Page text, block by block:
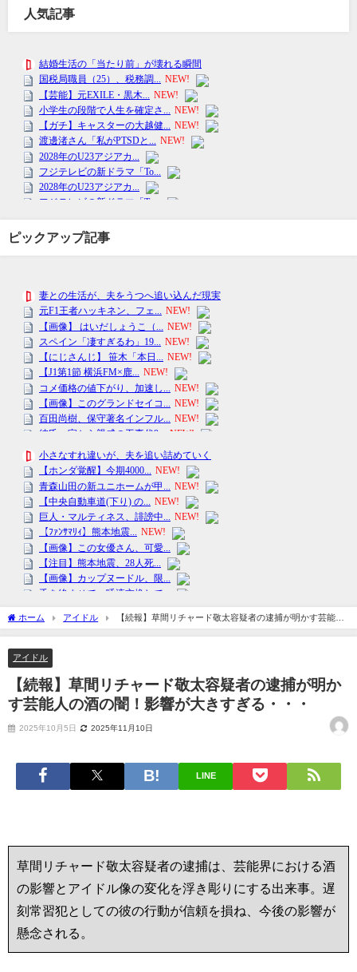
人気記事
ピックアップ記事
ホーム アイドル
【続報】草間リチャード敬太容疑者の逮捕が明かす芸能人
の酒の闇！影響が大きすぎる・・・
アイドル
【続報】草間リチャード敬太容疑者の逮捕が明か
す芸能人の酒の闇！影響が大きすぎる・・・
2025年10月5日 2025年11月10日
LINE
草間リチャード敬太容疑者の逮捕は、芸能界における酒
の影響とアイドル像の変化を浮き彫りにする出来事。遅
刻常習犯としての彼の行動が信頼を損ね、今後の影響が
懸念される。